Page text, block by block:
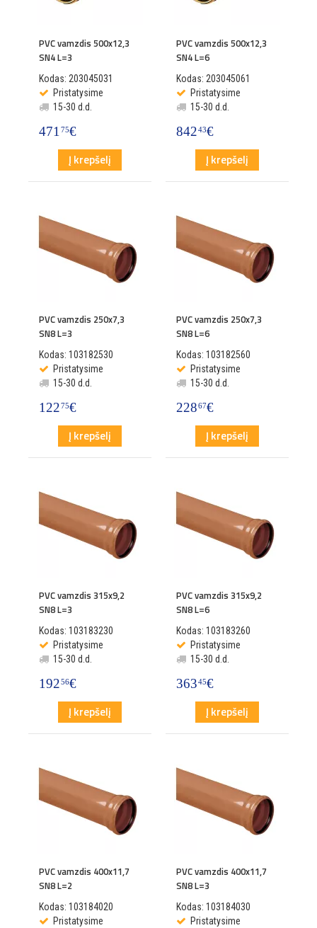
PVC vamzdis 500x12,3
SN4 L=3
Kodas: 203045031
Pristatysime
15-30 d.d.
47175€
Į krepšelį
PVC vamzdis 500x12,3
SN4 L=6
Kodas: 203045061
Pristatysime
15-30 d.d.
84243€
Į krepšelį
PVC vamzdis 250x7,3
SN8 L=3
Kodas: 103182530
Pristatysime
15-30 d.d.
12275€
Į krepšelį
PVC vamzdis 250x7,3
SN8 L=6
Kodas: 103182560
Pristatysime
15-30 d.d.
22867€
Į krepšelį
PVC vamzdis 315x9,2
SN8 L=3
Kodas: 103183230
Pristatysime
15-30 d.d.
19256€
Į krepšelį
PVC vamzdis 315x9,2
SN8 L=6
Kodas: 103183260
Pristatysime
15-30 d.d.
36345€
Į krepšelį
PVC vamzdis 400x11,7
SN8 L=2
Kodas: 103184020
Pristatysime
PVC vamzdis 400x11,7
SN8 L=3
Kodas: 103184030
Pristatysime